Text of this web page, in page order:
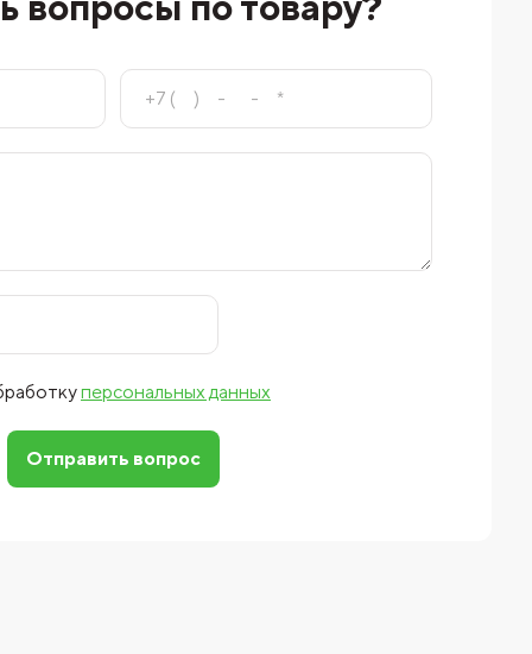
персональных данных
Отправить вопрос